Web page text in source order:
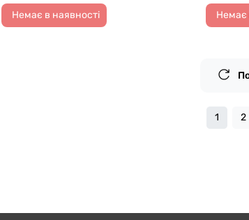
Немає в наявності Немає
1 2